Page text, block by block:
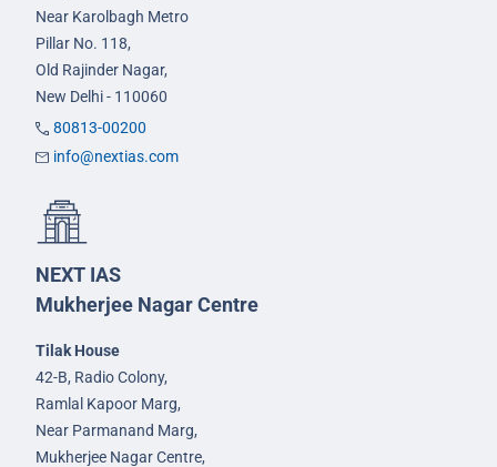
Near Karolbagh Metro
Pillar No. 118,
Old Rajinder Nagar,
New Delhi - 110060
80813-00200
info@nextias.com
NEXT IAS
Mukherjee Nagar Centre
Tilak House
42-B, Radio Colony,
Ramlal Kapoor Marg,
Near Parmanand Marg,
Mukherjee Nagar Centre,